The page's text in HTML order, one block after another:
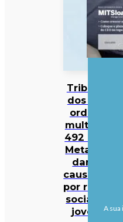
Tribunal
dos EUA
ordena
multa de
492 ME à
Meta por
danos
causados
por redes
sociais a
jovensA sua